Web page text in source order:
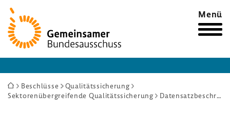
Zur
Startseite
Menü
Sie
sind
Beschlüsse
Qualitätssicherung
Sektorenübergreifende Qualitätssicherung
Datensatzbeschreibungen der für die sekundäre Datennutzung zur Verfügung stehenden Daten: Erfassungsjahr 2024